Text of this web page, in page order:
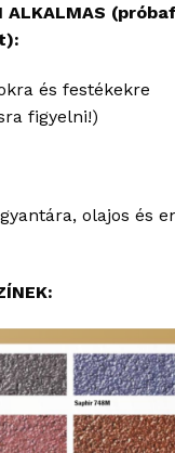
ALKALMAS
és festékekre
figyelni!)
olajos és